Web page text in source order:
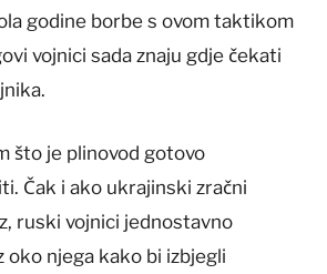
godine borbe s ovom taktikom
vojnici sada znaju gdje čekati
što je plinovod gotovo
Čak i ako ukrajinski zračni
ruski vojnici jednostavno
oko njega kako bi izbjegli